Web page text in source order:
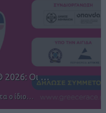
Άνοιγμα ε…